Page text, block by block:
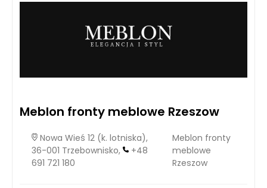
Meblon fronty meblowe Rzeszow
Nowa Wieś 12 (k. lotniska),
36-001 Trzebownisko,
+48
691 721 180
Meblon fronty
meblowe
Rzeszow